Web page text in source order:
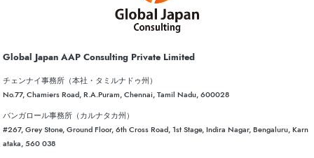
Global Japan AAP Consulting Private Limited
チェンナイ事務所（本社・タミルナドゥ州）
No.77, Chamiers Road, R.A.Puram, Chennai, Tamil Nadu, 600028
バンガロール事務所（カルナタカ州）
#267, Grey Stone, Ground Floor, 6th Cross Road, 1st Stage, Indira Nagar, Bengaluru, Karn
ataka, 560 038